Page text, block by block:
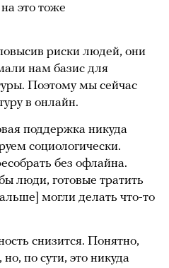
это тоже
риски людей, они
нам базис для
Поэтому мы сейчас
в онлайн.
поддержка никуда
социологически.
без офлайна.
люди, готовые тратить
могли делать что-то
снизится. Понятно,
но, по сути, это никуда